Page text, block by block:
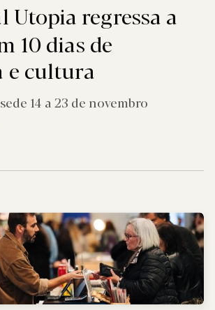
Utopia regressa a
e cultura
14 a 23 de novembro